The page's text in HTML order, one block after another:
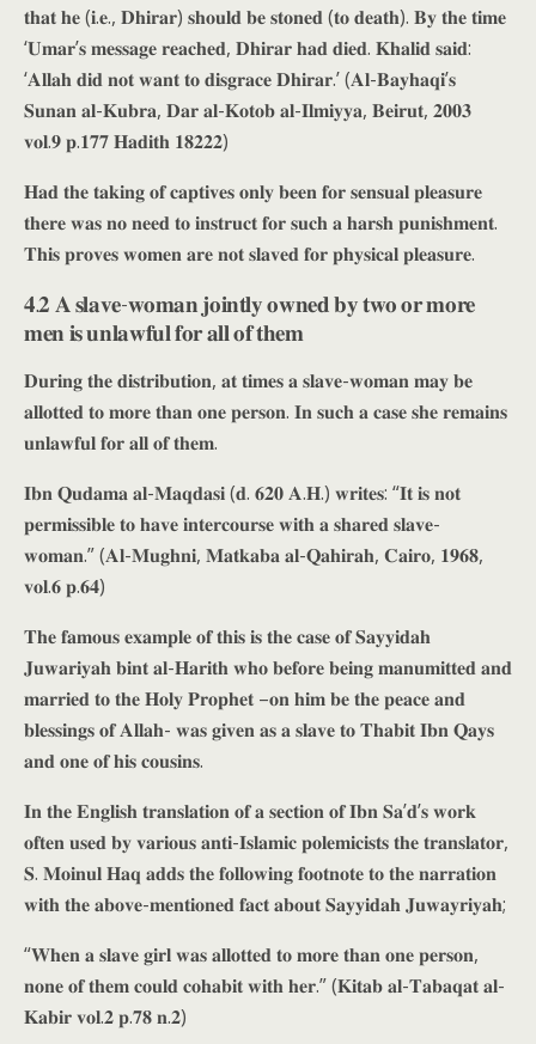
𝐭𝐡𝐚𝐭 𝐡𝐞 (𝐢.𝐞., 𝐃𝐡𝐢𝐫𝐚𝐫) 𝐬𝐡𝐨𝐮𝐥𝐝 𝐛𝐞 𝐬𝐭𝐨𝐧𝐞𝐝 (𝐭𝐨 𝐝𝐞𝐚𝐭𝐡). 𝐁𝐲 𝐭𝐡𝐞 𝐭𝐢𝐦𝐞
‘𝐔𝐦𝐚𝐫’𝐬 𝐦𝐞𝐬𝐬𝐚𝐠𝐞 𝐫𝐞𝐚𝐜𝐡𝐞𝐝, 𝐃𝐡𝐢𝐫𝐚𝐫 𝐡𝐚𝐝 𝐝𝐢𝐞𝐝. 𝐊𝐡𝐚𝐥𝐢𝐝 𝐬𝐚𝐢𝐝:
‘𝐀𝐥𝐥𝐚𝐡 𝐝𝐢𝐝 𝐧𝐨𝐭 𝐰𝐚𝐧𝐭 𝐭𝐨 𝐝𝐢𝐬𝐠𝐫𝐚𝐜𝐞 𝐃𝐡𝐢𝐫𝐚𝐫.’ (𝐀𝐥-𝐁𝐚𝐲𝐡𝐚𝐪𝐢’𝐬
𝐒𝐮𝐧𝐚𝐧 𝐚𝐥-𝐊𝐮𝐛𝐫𝐚, 𝐃𝐚𝐫 𝐚𝐥-𝐊𝐨𝐭𝐨𝐛 𝐚𝐥-𝐈𝐥𝐦𝐢𝐲𝐲𝐚, 𝐁𝐞𝐢𝐫𝐮𝐭, 𝟐𝟎𝟎𝟑
𝐯𝐨𝐥.𝟗 𝐩.𝟏𝟕𝟕 𝐇𝐚𝐝𝐢𝐭𝐡 𝟏𝟖𝟐𝟐𝟐)
𝐇𝐚𝐝 𝐭𝐡𝐞 𝐭𝐚𝐤𝐢𝐧𝐠 𝐨𝐟 𝐜𝐚𝐩𝐭𝐢𝐯𝐞𝐬 𝐨𝐧𝐥𝐲 𝐛𝐞𝐞𝐧 𝐟𝐨𝐫 𝐬𝐞𝐧𝐬𝐮𝐚𝐥 𝐩𝐥𝐞𝐚𝐬𝐮𝐫𝐞
𝐭𝐡𝐞𝐫𝐞 𝐰𝐚𝐬 𝐧𝐨 𝐧𝐞𝐞𝐝 𝐭𝐨 𝐢𝐧𝐬𝐭𝐫𝐮𝐜𝐭 𝐟𝐨𝐫 𝐬𝐮𝐜𝐡 𝐚 𝐡𝐚𝐫𝐬𝐡 𝐩𝐮𝐧𝐢𝐬𝐡𝐦𝐞𝐧𝐭.
𝐓𝐡𝐢𝐬 𝐩𝐫𝐨𝐯𝐞𝐬 𝐰𝐨𝐦𝐞𝐧 𝐚𝐫𝐞 𝐧𝐨𝐭 𝐬𝐥𝐚𝐯𝐞𝐝 𝐟𝐨𝐫 𝐩𝐡𝐲𝐬𝐢𝐜𝐚𝐥 𝐩𝐥𝐞𝐚𝐬𝐮𝐫𝐞.
𝟒.𝟐 𝐀 𝐬𝐥𝐚𝐯𝐞-𝐰𝐨𝐦𝐚𝐧 𝐣𝐨𝐢𝐧𝐭𝐥𝐲 𝐨𝐰𝐧𝐞𝐝 𝐛𝐲 𝐭𝐰𝐨 𝐨𝐫 𝐦𝐨𝐫𝐞
𝐦𝐞𝐧 𝐢𝐬 𝐮𝐧𝐥𝐚𝐰𝐟𝐮𝐥 𝐟𝐨𝐫 𝐚𝐥𝐥 𝐨𝐟 𝐭𝐡𝐞𝐦
𝐃𝐮𝐫𝐢𝐧𝐠 𝐭𝐡𝐞 𝐝𝐢𝐬𝐭𝐫𝐢𝐛𝐮𝐭𝐢𝐨𝐧, 𝐚𝐭 𝐭𝐢𝐦𝐞𝐬 𝐚 𝐬𝐥𝐚𝐯𝐞-𝐰𝐨𝐦𝐚𝐧 𝐦𝐚𝐲 𝐛𝐞
𝐚𝐥𝐥𝐨𝐭𝐭𝐞𝐝 𝐭𝐨 𝐦𝐨𝐫𝐞 𝐭𝐡𝐚𝐧 𝐨𝐧𝐞 𝐩𝐞𝐫𝐬𝐨𝐧. 𝐈𝐧 𝐬𝐮𝐜𝐡 𝐚 𝐜𝐚𝐬𝐞 𝐬𝐡𝐞 𝐫𝐞𝐦𝐚𝐢𝐧𝐬
𝐮𝐧𝐥𝐚𝐰𝐟𝐮𝐥 𝐟𝐨𝐫 𝐚𝐥𝐥 𝐨𝐟 𝐭𝐡𝐞𝐦.
𝐈𝐛𝐧 𝐐𝐮𝐝𝐚𝐦𝐚 𝐚𝐥-𝐌𝐚𝐪𝐝𝐚𝐬𝐢 (𝐝. 𝟔𝟐𝟎 𝐀.𝐇.) 𝐰𝐫𝐢𝐭𝐞𝐬: “𝐈𝐭 𝐢𝐬 𝐧𝐨𝐭
𝐩𝐞𝐫𝐦𝐢𝐬𝐬𝐢𝐛𝐥𝐞 𝐭𝐨 𝐡𝐚𝐯𝐞 𝐢𝐧𝐭𝐞𝐫𝐜𝐨𝐮𝐫𝐬𝐞 𝐰𝐢𝐭𝐡 𝐚 𝐬𝐡𝐚𝐫𝐞𝐝 𝐬𝐥𝐚𝐯𝐞-
𝐰𝐨𝐦𝐚𝐧.” (𝐀𝐥-𝐌𝐮𝐠𝐡𝐧𝐢, 𝐌𝐚𝐭𝐤𝐚𝐛𝐚 𝐚𝐥-𝐐𝐚𝐡𝐢𝐫𝐚𝐡, 𝐂𝐚𝐢𝐫𝐨, 𝟏𝟗𝟔𝟖,
𝐯𝐨𝐥.𝟔 𝐩.𝟔𝟒)
𝐓𝐡𝐞 𝐟𝐚𝐦𝐨𝐮𝐬 𝐞𝐱𝐚𝐦𝐩𝐥𝐞 𝐨𝐟 𝐭𝐡𝐢𝐬 𝐢𝐬 𝐭𝐡𝐞 𝐜𝐚𝐬𝐞 𝐨𝐟 𝐒𝐚𝐲𝐲𝐢𝐝𝐚𝐡
𝐉𝐮𝐰𝐚𝐫𝐢𝐲𝐚𝐡 𝐛𝐢𝐧𝐭 𝐚𝐥-𝐇𝐚𝐫𝐢𝐭𝐡 𝐰𝐡𝐨 𝐛𝐞𝐟𝐨𝐫𝐞 𝐛𝐞𝐢𝐧𝐠 𝐦𝐚𝐧𝐮𝐦𝐢𝐭𝐭𝐞𝐝 𝐚𝐧𝐝
𝐦𝐚𝐫𝐫𝐢𝐞𝐝 𝐭𝐨 𝐭𝐡𝐞 𝐇𝐨𝐥𝐲 𝐏𝐫𝐨𝐩𝐡𝐞𝐭 –𝐨𝐧 𝐡𝐢𝐦 𝐛𝐞 𝐭𝐡𝐞 𝐩𝐞𝐚𝐜𝐞 𝐚𝐧𝐝
𝐛𝐥𝐞𝐬𝐬𝐢𝐧𝐠𝐬 𝐨𝐟 𝐀𝐥𝐥𝐚𝐡- 𝐰𝐚𝐬 𝐠𝐢𝐯𝐞𝐧 𝐚𝐬 𝐚 𝐬𝐥𝐚𝐯𝐞 𝐭𝐨 𝐓𝐡𝐚𝐛𝐢𝐭 𝐈𝐛𝐧 𝐐𝐚𝐲𝐬
𝐚𝐧𝐝 𝐨𝐧𝐞 𝐨𝐟 𝐡𝐢𝐬 𝐜𝐨𝐮𝐬𝐢𝐧𝐬.
𝐈𝐧 𝐭𝐡𝐞 𝐄𝐧𝐠𝐥𝐢𝐬𝐡 𝐭𝐫𝐚𝐧𝐬𝐥𝐚𝐭𝐢𝐨𝐧 𝐨𝐟 𝐚 𝐬𝐞𝐜𝐭𝐢𝐨𝐧 𝐨𝐟 𝐈𝐛𝐧 𝐒𝐚’𝐝’𝐬 𝐰𝐨𝐫𝐤
𝐨𝐟𝐭𝐞𝐧 𝐮𝐬𝐞𝐝 𝐛𝐲 𝐯𝐚𝐫𝐢𝐨𝐮𝐬 𝐚𝐧𝐭𝐢-𝐈𝐬𝐥𝐚𝐦𝐢𝐜 𝐩𝐨𝐥𝐞𝐦𝐢𝐜𝐢𝐬𝐭𝐬 𝐭𝐡𝐞 𝐭𝐫𝐚𝐧𝐬𝐥𝐚𝐭𝐨𝐫,
𝐒. 𝐌𝐨𝐢𝐧𝐮𝐥 𝐇𝐚𝐪 𝐚𝐝𝐝𝐬 𝐭𝐡𝐞 𝐟𝐨𝐥𝐥𝐨𝐰𝐢𝐧𝐠 𝐟𝐨𝐨𝐭𝐧𝐨𝐭𝐞 𝐭𝐨 𝐭𝐡𝐞 𝐧𝐚𝐫𝐫𝐚𝐭𝐢𝐨𝐧
𝐰𝐢𝐭𝐡 𝐭𝐡𝐞 𝐚𝐛𝐨𝐯𝐞-𝐦𝐞𝐧𝐭𝐢𝐨𝐧𝐞𝐝 𝐟𝐚𝐜𝐭 𝐚𝐛𝐨𝐮𝐭 𝐒𝐚𝐲𝐲𝐢𝐝𝐚𝐡 𝐉𝐮𝐰𝐚𝐲𝐫𝐢𝐲𝐚𝐡;
“𝐖𝐡𝐞𝐧 𝐚 𝐬𝐥𝐚𝐯𝐞 𝐠𝐢𝐫𝐥 𝐰𝐚𝐬 𝐚𝐥𝐥𝐨𝐭𝐭𝐞𝐝 𝐭𝐨 𝐦𝐨𝐫𝐞 𝐭𝐡𝐚𝐧 𝐨𝐧𝐞 𝐩𝐞𝐫𝐬𝐨𝐧,
𝐧𝐨𝐧𝐞 𝐨𝐟 𝐭𝐡𝐞𝐦 𝐜𝐨𝐮𝐥𝐝 𝐜𝐨𝐡𝐚𝐛𝐢𝐭 𝐰𝐢𝐭𝐡 𝐡𝐞𝐫.” (𝐊𝐢𝐭𝐚𝐛 𝐚𝐥-𝐓𝐚𝐛𝐚𝐪𝐚𝐭 𝐚𝐥-
𝐊𝐚𝐛𝐢𝐫 𝐯𝐨𝐥.𝟐 𝐩.𝟕𝟖 𝐧.𝟐)